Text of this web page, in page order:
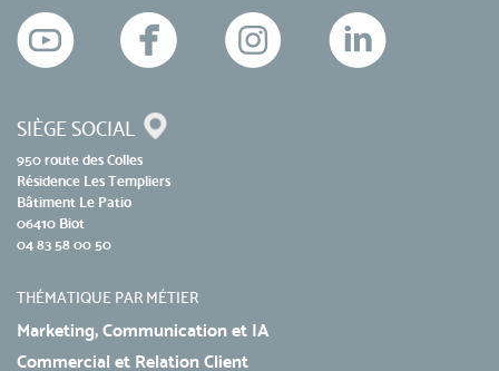
SIÈGE SOCIAL
950 route des Colles
Résidence Les Templiers
Bâtiment Le Patio
06410 Biot
04 83 58 00 50
THÉMATIQUE PAR MÉTIER
Marketing, Communication et IA
Commercial et Relation Client